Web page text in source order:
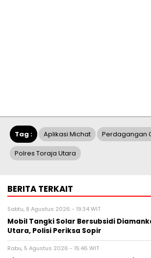
Tag : Aplikasi Michat Perdagangan
Polres Toraja Utara
BERITA TERKAIT
Sabtu, 8 Agustus 2026 - 19:34 WIT
Mobil Tangki Solar Bersubsidi
Utara, Polisi Periksa Sopir
Rabu, 5 Agustus 2026 - 15:46 WIT